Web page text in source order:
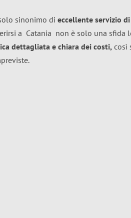
sinonimo di eccellente servizio
a Catania non è solo una sfida
dettagliata e chiara dei costi, così